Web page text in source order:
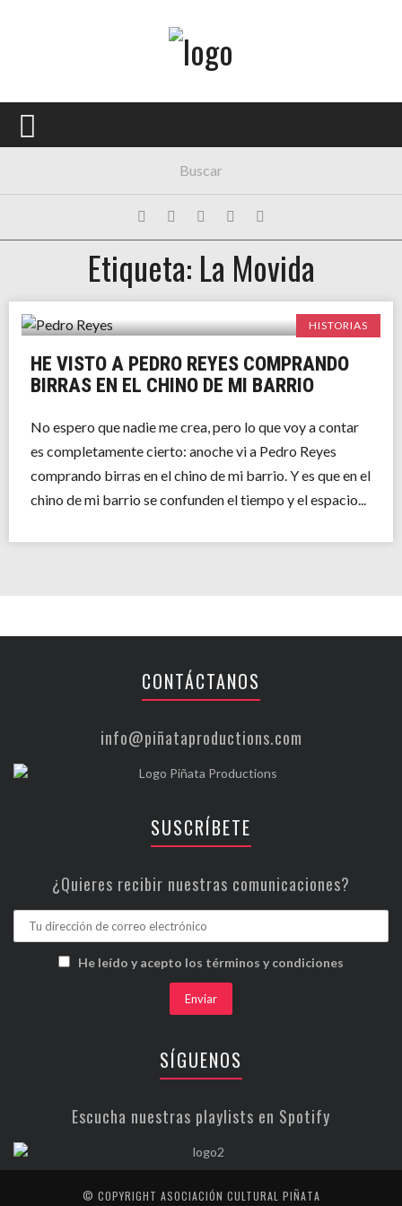
PORTADA
FESTIVALES
EXPOSICIONES
HISTORIAS
Etiqueta: La Movida
HISTORIAS
HE VISTO A PEDRO REYES COMPRANDO
BIRRAS EN EL CHINO DE MI BARRIO
No espero que nadie me crea, pero lo que voy a contar
es completamente cierto: anoche vi a Pedro Reyes
comprando birras en el chino de mi barrio. Y es que en el
chino de mi barrio se confunden el tiempo y el espacio...
CONTÁCTANOS
info@piñataproductions.com
SUSCRÍBETE
¿Quieres recibir nuestras comunicaciones?
He leído y acepto los términos y condiciones
SÍGUENOS
Escucha nuestras playlists en Spotify
© COPYRIGHT ASOCIACIÓN CULTURAL PIÑATA